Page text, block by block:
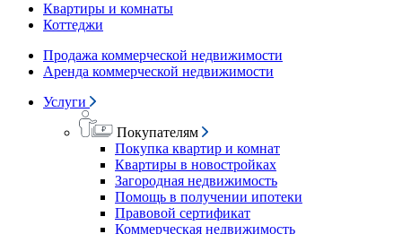
Квартиры и комнаты
Коттеджи
Продажа коммерческой недвижимости
Аренда коммерческой недвижимости
Услуги
Покупателям
Покупка квартир и комнат
Квартиры в новостройках
Загородная недвижимость
Помощь в получении ипотеки
Правовой сертификат
Коммерческая недвижимость